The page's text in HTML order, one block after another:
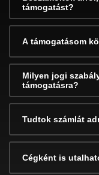
támogatást?
A támogatásom
Milyen jogi
támogatásra?
Tudtok számlát
Cégként is